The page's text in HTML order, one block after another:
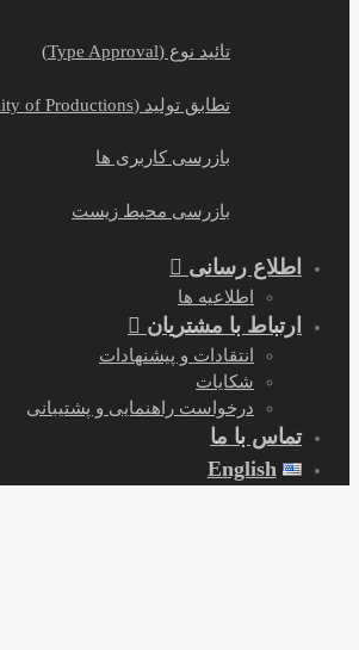
تطابق تولید (Conformity of Productions)
بازرسی کاربری ها
بازرسی محیط زیست
رسانی
اطلاعیه ها
با مشتریان
انتقادات و پیشنهادات
شکایات
درخواست راهنمایی و پشتیبانی
با ما
English